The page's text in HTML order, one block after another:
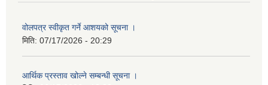
वोलपत्र स्वीकृत गर्ने आशयको सूचना ।
मिति: 07/17/2026 - 20:29
आर्थिक प्रस्ताव खोल्ने सम्बन्धी सूचना ।